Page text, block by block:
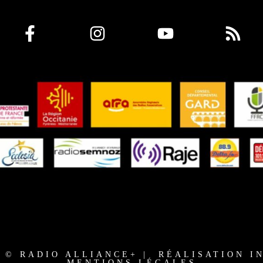
© RADIO ALLIANCE+ | RÉALISATION